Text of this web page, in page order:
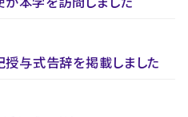
与式告辞を掲載しました